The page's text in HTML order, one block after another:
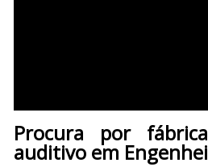
Procura por
auditivo em